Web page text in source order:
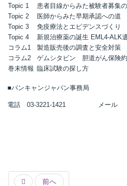
Topic 1
患者目線からみた被験者募集
Topic 2
医師からみた早期承認への道
Topic 3
免疫療法とエビデンスづくり
Topic 4
新規治療薬の誕生 EML4-ALK
コラム1
製造販売後の調査と安全対策
コラム2
ゲムシタビン 胆道がん保険
巻末情報 臨床試験の探し方
■パンキャンジャパン事務局
電話 03-3221-1421 メール
前へ